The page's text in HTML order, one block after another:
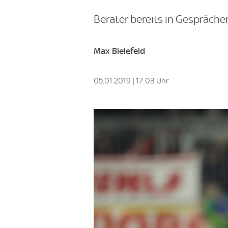
Berater bereits in
Max Bielefeld
05.01.2019 | 17:03 Uhr